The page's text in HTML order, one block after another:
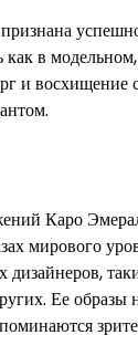
в
и восхищение
Каро
мирового
дизайнеров,
Ее образы